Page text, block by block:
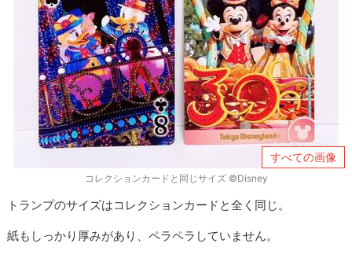
すべての画像
コレクションカードと同じサイズ ©Disney
トランプのサイズはコレクションカードと全く同じ。
紙もしっかり厚みがあり、ペラペラしていません。